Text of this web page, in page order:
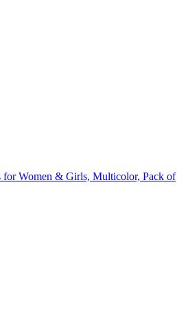
for Women & Girls, Multicolor, Pack of